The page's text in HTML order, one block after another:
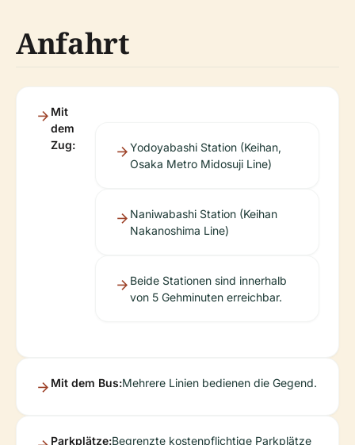
Anfahrt
Mit
dem
Zug:
Yodoyabashi Station (Keihan,
Osaka Metro Midosuji Line)
Naniwabashi Station (Keihan
Nakanoshima Line)
Beide Stationen sind innerhalb
von 5 Gehminuten erreichbar.
Mit dem Bus:Mehrere Linien bedienen die Gegend.
Parkplätze:Begrenzte kostenpflichtige Parkplätze